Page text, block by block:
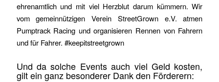
ehrenamtlich und mit viel Herzblut darum kümmern. Wir
vom gemeinnützigen Verein StreetGrown e.V. atmen
Pumptrack Racing und organisieren Rennen von Fahrern
und für Fahrer. #keepitstreetgrown
Und da solche Events auch viel Geld kosten,
gilt ein ganz besonderer Dank den Förderern: